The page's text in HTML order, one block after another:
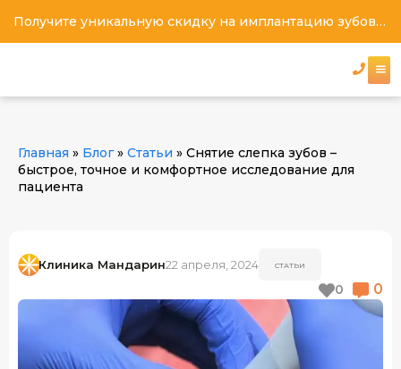
Получите уникальную скидку на имплантацию зубов под ключ
Главная » Блог» Статьи » Снятие слепка зубов –
быстрое, точное и комфортное исследование для
пациента
Клиника Мандарин22 апреля, 2024 СТАТЬИ
0 0